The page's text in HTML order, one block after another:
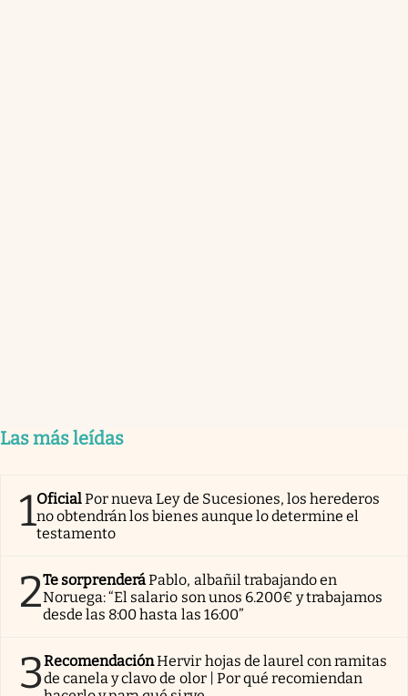
Las más leídas
1OficialPor nueva Ley de Sucesiones, los herederos
no obtendrán los bienes aunque lo determine el
testamento
2Te sorprenderáPablo, albañil trabajando en
Noruega: “El salario son unos 6.200€ y trabajamos
desde las 8:00 hasta las 16:00”
3RecomendaciónHervir hojas de laurel con ramitas
de canela y clavo de olor | Por qué recomiendan